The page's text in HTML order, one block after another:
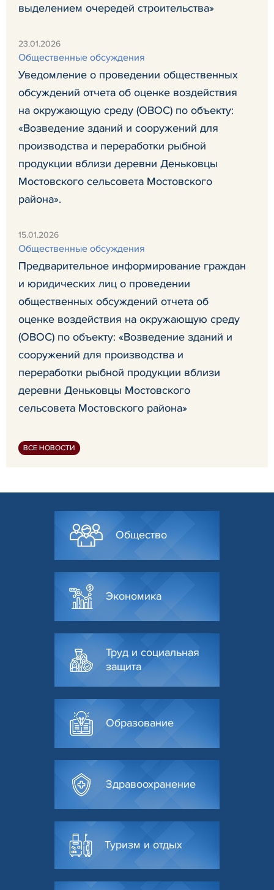
выделением очередей строительства»
23.01.2026
Общественные обсуждения
Уведомление о проведении общественных
обсуждений отчета об оценке воздействия
на окружающую среду (ОВОС) по объекту:
«Возведение зданий и сооружений для
производства и переработки рыбной
продукции вблизи деревни Деньковцы
Мостовского сельсовета Мостовского
района».
15.01.2026
Общественные обсуждения
Предварительное информирование граждан
и юридических лиц о проведении
общественных обсуждений отчета об
оценке воздействия на окружающую среду
(ОВОС) по объекту: «Возведение зданий и
сооружений для производства и
переработки рыбной продукции вблизи
деревни Деньковцы Мостовского
сельсовета Мостовского района»
ВСЕ НОВОСТИ
Общество
Экономика
Труд и социальная
защита
Образование
Здравоохранение
Туризм и отдых